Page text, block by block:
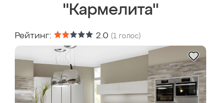
"Кармелита"
Рейтинг: 2.0 (1 голос)